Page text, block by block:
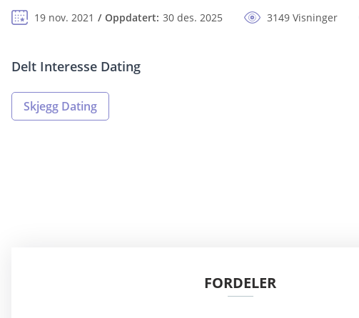
19 nov. 2021 Oppdatert: 30 des. 2025 3149 Visninger
Delt Interesse Dating
Skjegg Dating
FORDELER